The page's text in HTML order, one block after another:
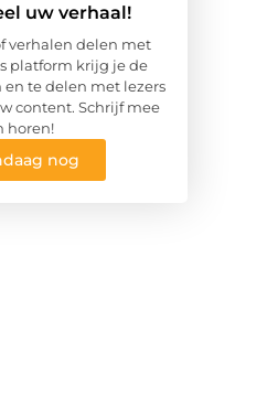
uw verhaal!
verhalen delen met
platform krijg je de
te delen met lezers
content. Schrijf mee
horen!
nog